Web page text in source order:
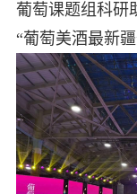
葡萄课题组科研
“葡萄美酒最新